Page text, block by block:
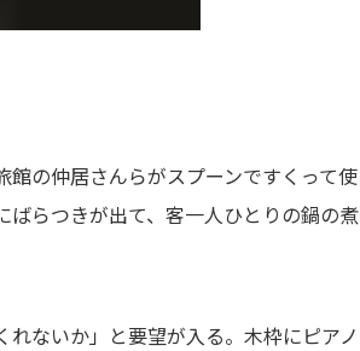
の仲居さんらがスプーンですくって使
らつきが出て、客一人ひとりの鍋の煮
ないか」と要望が入る。木枠にピアノ